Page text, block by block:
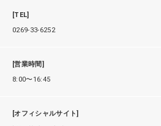
[TEL]
0269-33-6252
[営業時間]
8:00〜16:45
[オフィシャルサイト]